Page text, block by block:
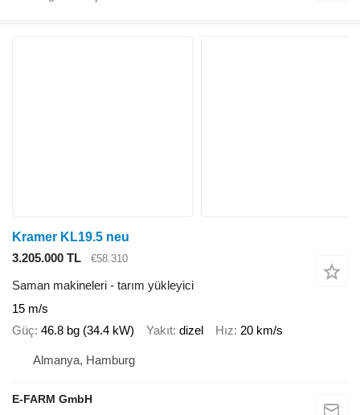
Kramer KL19.5 neu
3.205.000 TL
€58.310
Saman makineleri - tarım yükleyici
15 m/s
Güç 46.8 bg (34.4 kW) Yakıt dizel Hız 20 km/s
Almanya, Hamburg
E-FARM GmbH